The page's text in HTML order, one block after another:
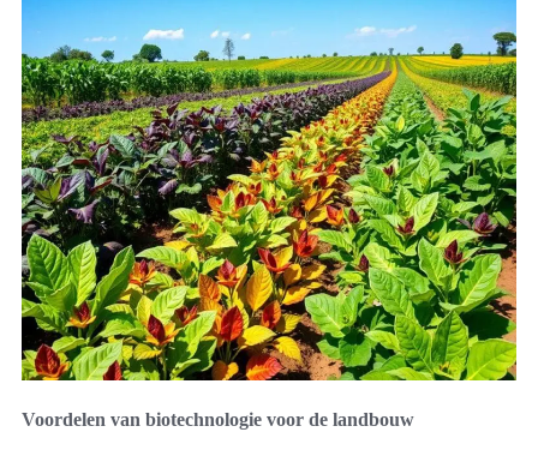
Voordelen van biotechnologie voor de landbouw